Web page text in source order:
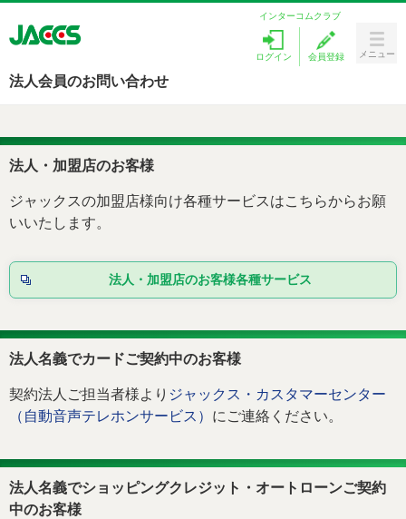
インターコムクラブ
ログイン 会員登録 メニュー
Menu
キャンペーン
カードサービス
法人・加盟店のお客様 企業情報
法人会員のお問い合わせ
法人・加盟店のお客様
ジャックスの加盟店様向け各種サービスはこちらからお願
いいたします。
法人・加盟店のお客様各種サービス
法人名義でカードご契約中のお客様
契約法人ご担当者様より ジャックス・カスタマーセンター
（自動音声テレホンサービス） にご連絡ください。
法人名義でショッピングクレジット・オートローンご契約
中のお客様